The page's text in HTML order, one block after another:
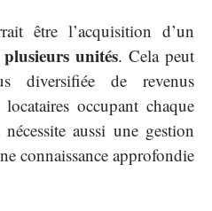
être l’acquisition d’un
unités. Cela peut
diversifiée de revenus
occupant chaque
aussi une gestion
connaissance approfondie